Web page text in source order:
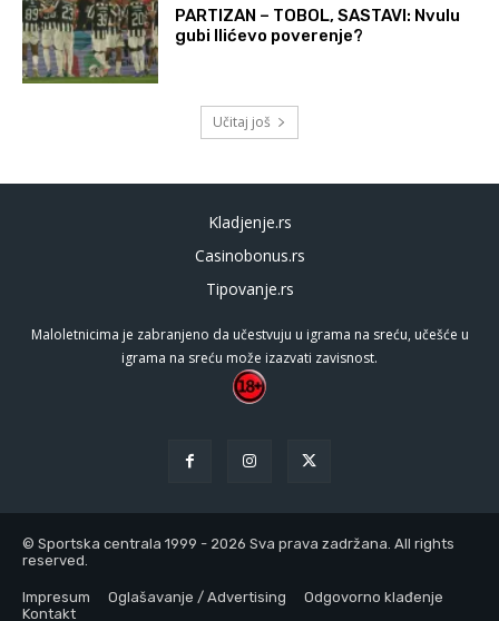
PARTIZAN – TOBOL, SASTAVI: Nvulu
gubi Ilićevo poverenje?
Učitaj još
Kladjenje.rs
Casinobonus.rs
Tipovanje.rs
Maloletnicima je zabranjeno da učestvuju u igrama na sreću, učešće u
igrama na sreću može izazvati zavisnost.
© Sportska centrala 1999 - 2026 Sva prava zadržana. All rights
reserved.
Impresum Oglašavanje / Advertising
Odgovorno klađenje
Kontakt